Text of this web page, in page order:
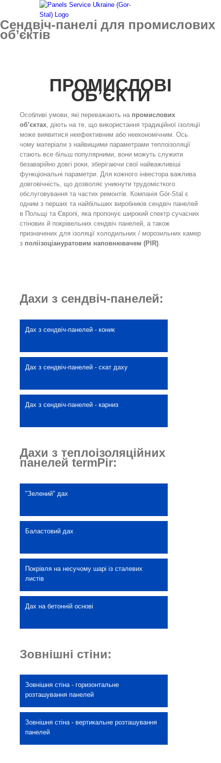
content
Сендвіч-панелі для промислових
об’єктів
ПРОМИСЛОВІ
ОБ’ЄКТИ
Особливі умови, які переважають на промислових
об’єктах, діють на те, що використання традиційної ізоляції
може виявитися неефективним або неекономічним. Ось
чому матеріали з найвищими параметрами теплоізоляції
стають все більш популярними, вони можуть служити
безаварійно довгі роки, зберігаючи свої найважливіші
функціональні параметри. Для кожного інвестора важлива
довговічність, що дозволяє уникнути трудомісткого
обслуговування та частих ремонтів. Компанія Gór-Stal є
одним з перших та найбільших виробників сендвіч панелей
в Польщі та Європі, яка пропонує широкий спектр сучасних
стінових й покрівельних сендвіч панелей, а також
призначених для ізоляції холодильних / морозильних камер
з поліізоціануратовим наповнювачем (PIR).
Дахи з сендвіч-панелей:
Дах з сендвіч-панелей - коник
Дах з сендвіч-панелей - скат даху
Дах з сендвіч-панелей - карниз
Дахи з теплоізоляційних
панелей termPir:
"Зелений" дах
Баластовий дах
Покрівля на несучому шарі із сталевих
листів
Дах на бетонній основі
Зовнішні стіни:
Зовнішня стіна - горизонтальне
розташування панелей
Зовнішня стіна - вертикальне розташування
панелей